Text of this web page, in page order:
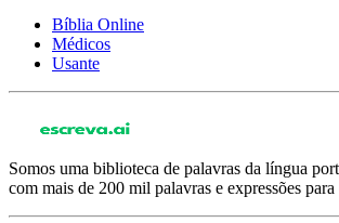
Bíblia Online
Médicos
Usante
Somos uma biblioteca de palavras da língua
com mais de 200 mil palavras e expressões para